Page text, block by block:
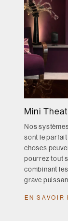
Mini
Nos
sont le
choses
pourrez tout
combinant
grave
EN SAVOIR